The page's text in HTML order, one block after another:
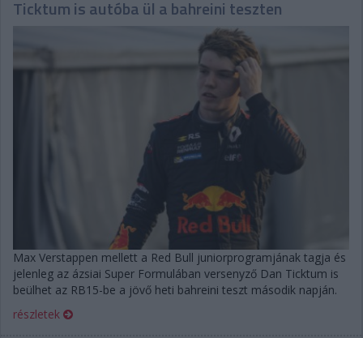
Ticktum is autóba ül a bahreini teszten
Max Verstappen mellett a Red Bull juniorprogramjának tagja és
jelenleg az ázsiai Super Formulában versenyző Dan Ticktum is
beülhet az RB15-be a jövő heti bahreini teszt második napján.
részletek